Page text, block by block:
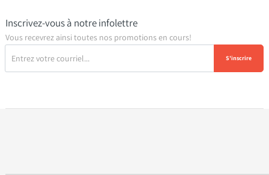
Inscrivez-vous à notre infolettre
Vous recevrez ainsi toutes nos promotions en cours!
S'inscrire